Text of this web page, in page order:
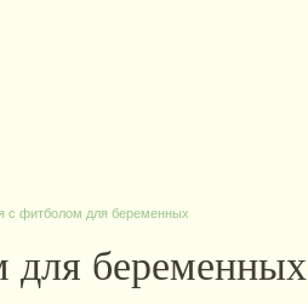
с фитболом для беременных
для беременных